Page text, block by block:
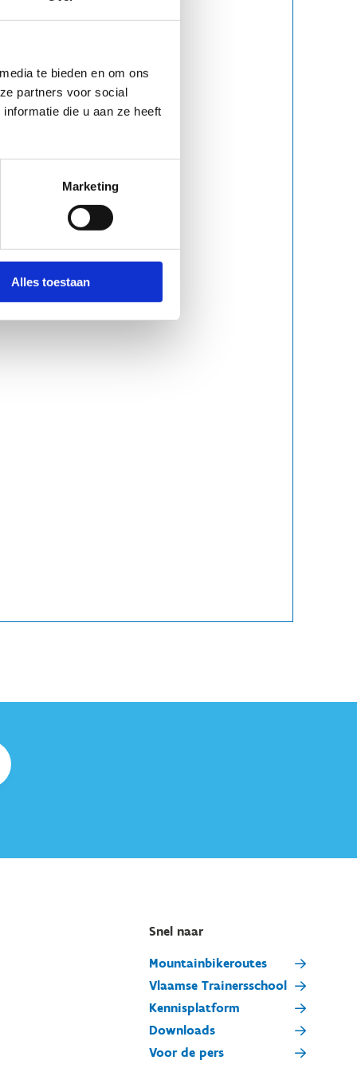
te bieden en om ons
partners voor social
die u aan ze heeft
Marketing
Alles toestaan
Snel naar
Mountainbikeroutes
Vlaamse Trainersschool
Kennisplatform
Downloads
Voor de pers